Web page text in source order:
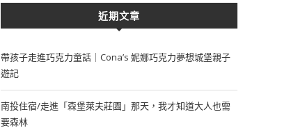
近期文章
帶孩子走進巧克力童話｜Cona’s 妮娜巧克力夢想城堡親子
遊記
南投住宿/走進「森堡萊夫莊園」那天，我才知道大人也需
要森林